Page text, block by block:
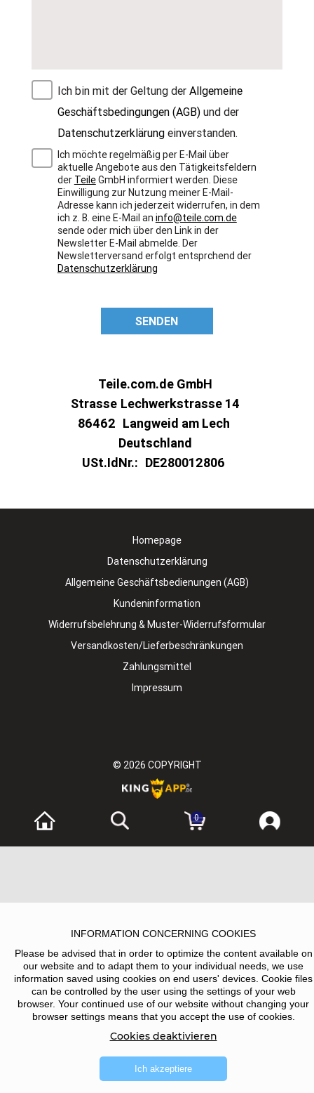
Ich bin mit der Geltung der Allgemeine
Geschäftsbedingungen (AGB)und der
Datenschutzerklärungeinverstanden.
Ich möchte regelmäßig per E-Mail über
aktuelle Angebote aus den Tätigkeitsfeldern
der TeileGmbH informiert werden. Diese
Einwilligung zur Nutzung meiner E-Mail-
Adresse kann ich jederzeit widerrufen, in dem
ich z. B. eine E-Mail an info@teile.com.de
sende oder mich über den Link in der
Newsletter E-Mail abmelde. Der
Newsletterversand erfolgt entsprchend der
Datenschutzerklärung
SENDEN
Teile.com.de GmbH
Strasse Lechwerkstrasse 14
86462 Langweid am Lech
Deutschland
USt.IdNr.: DE280012806
Homepage
Datenschutzerklärung
Allgemeine Geschäftsbedienungen (AGB)
Kundeninformation
Widerrufsbelehrung & Muster-Widerrufsformular
Versandkosten/Lieferbeschränkungen
Zahlungsmittel
Impressum
© 2026 COPYRIGHT
0
INFORMATION CONCERNING COOKIES
Please be advised that in order to optimize the content available on
our website and to adapt them to your individual needs, we use
information saved using cookies on end users' devices. Cookie files
can be controlled by the user using the settings of your web
browser. Your continued use of our website without changing your
browser settings means that you accept the use of cookies.
Cookies deaktivieren
Ich akzeptiere